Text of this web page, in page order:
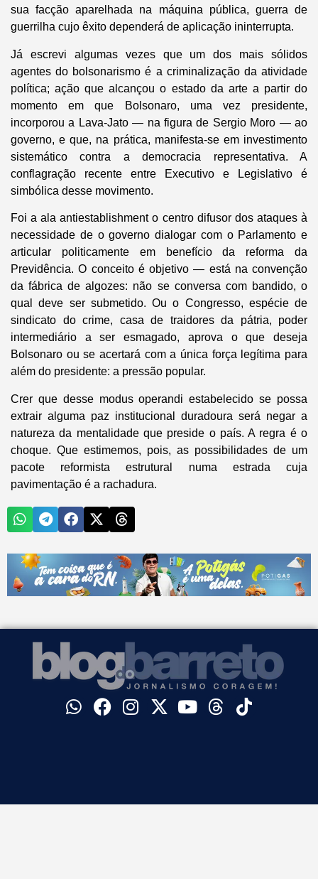
sua facção aparelhada na máquina pública, guerra de
guerrilha cujo êxito dependerá de aplicação ininterrupta.
Já escrevi algumas vezes que um dos mais sólidos
agentes do bolsonarismo é a criminalização da atividade
política; ação que alcançou o estado da arte a partir do
momento em que Bolsonaro, uma vez presidente,
incorporou a Lava-Jato — na figura de Sergio Moro — ao
governo, e que, na prática, manifesta-se em investimento
sistemático contra a democracia representativa. A
conflagração recente entre Executivo e Legislativo é
simbólica desse movimento.
Foi a ala antiestablishment o centro difusor dos ataques à
necessidade de o governo dialogar com o Parlamento e
articular politicamente em benefício da reforma da
Previdência. O conceito é objetivo — está na convenção
da fábrica de algozes: não se conversa com bandido, o
qual deve ser submetido. Ou o Congresso, espécie de
sindicato do crime, casa de traidores da pátria, poder
intermediário a ser esmagado, aprova o que deseja
Bolsonaro ou se acertará com a única força legítima para
além do presidente: a pressão popular.
Crer que desse modus operandi estabelecido se possa
extrair alguma paz institucional duradoura será negar a
natureza da mentalidade que preside o país. A regra é o
choque. Que estimemos, pois, as possibilidades de um
pacote reformista estrutural numa estrada cuja
pavimentação é a rachadura.